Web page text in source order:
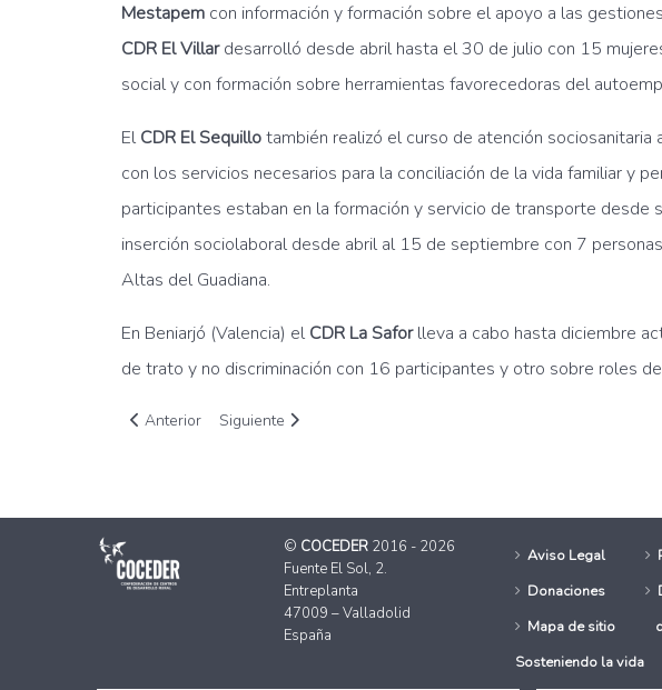
Mestapem con información y formación sobre el apoyo a las
CDR El Villardesarrolló desde abril hasta el 30 de julio con 15
social y con formación sobre herramientas favorecedoras del
El CDR El Sequillotambién realizó el curso de atención
con los servicios necesarios para la conciliación de la vida familiar y
participantes estaban en la formación y servicio de transporte desde
inserción sociolaboral desde abril al 15 de septiembre con 7
Altas del Guadiana.
En Beniarjó (Valencia) el CDR La Saforlleva a cabo hasta diciembre
de trato y no discriminación con 16 participantes y otro sobre roles
Artículo anterior: Finaliza la segunda formación de asistente personal con
Anterior Artículo siguiente: El Ministerio de Agricultura concede más
Siguiente
© COCEDER 2016 - 2026
Fuente El Sol, 2.
Entreplanta
47009 – Valladolid
España
Aviso Legal
Donaciones
Mapa de sitio
Sosteniendo la vida